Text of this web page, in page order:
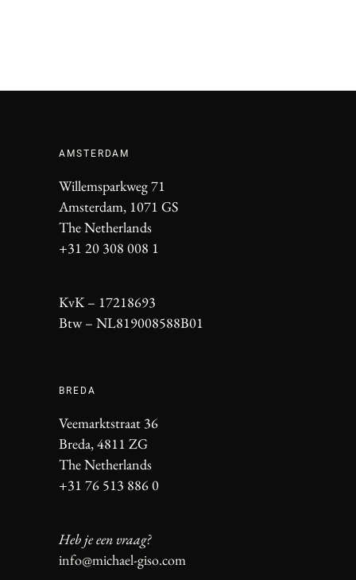
AMSTERDAM
Willemsparkweg 71
Amsterdam, 1071 GS
The Netherlands
+31 20 308 008 1
KvK – 17218693
Btw – NL819008588B01
BREDA
Veemarktstraat 36
Breda, 4811 ZG
The Netherlands
+31 76 513 886 0
Heb je een vraag?
info@michael-giso.com